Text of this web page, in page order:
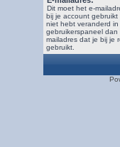
Dit moet het e-
bij je account gebruikt
niet hebt veranderd in
gebruikerspaneel dan
mailadres dat je bij je
gebruikt.